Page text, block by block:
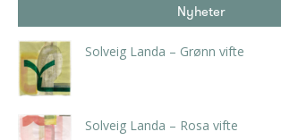
Nyheter
Solveig Landa – Grønn vifte
Solveig Landa – Rosa vifte